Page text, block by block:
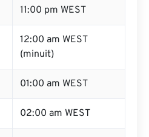
11:00 pm WEST
12:00 am WEST
(minuit)
01:00 am WEST
02:00 am WEST